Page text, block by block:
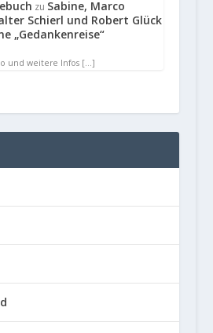
zu Sabine, Marco
Schierl und Robert Glück
„Gedankenreise“
und weitere Infos […]